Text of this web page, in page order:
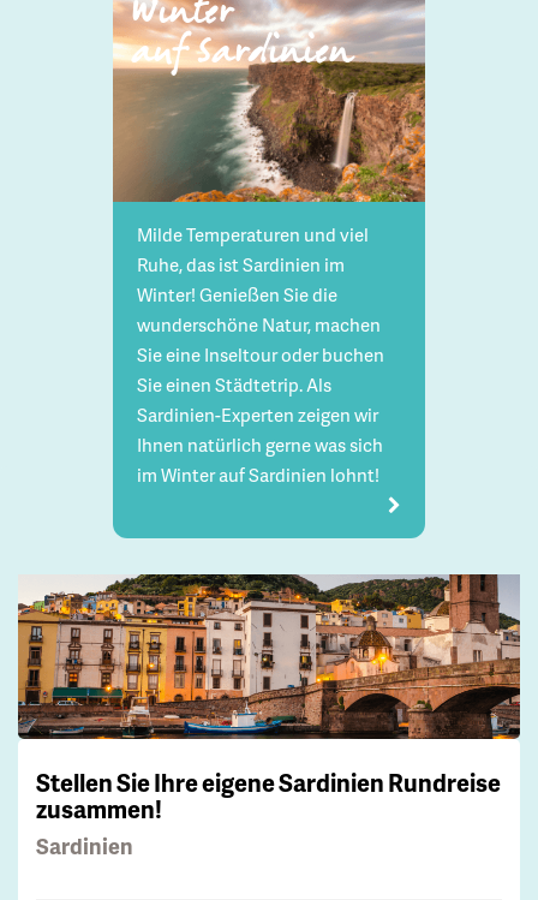
Winter
auf Sardinien
Milde Temperaturen und viel
Ruhe, das ist Sardinien im
Winter! Genießen Sie die
wunderschöne Natur, machen
Sie eine Inseltour oder buchen
Sie einen Städtetrip. Als
Sardinien-Experten zeigen wir
Ihnen natürlich gerne was sich
im Winter auf Sardinien lohnt!
Stellen Sie Ihre eigene Sardinien Rundreise
zusammen!
Sardinien